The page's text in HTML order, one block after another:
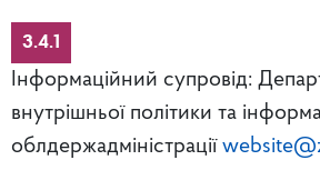
3.4.1
Інформаційний супровід:
внутрішньої політики та
облдержадміністрації